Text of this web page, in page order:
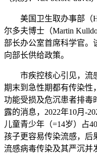
美国卫生取办事部（
尔多夫博士（Martin
部长办公室首席科学官。
向部长供给政策。
市疾控核心引见，流感
期末到急性期都有传染性
功能受损及危沉患者排毒
露的消息，2022年10月-
儿童青少年（=14岁）占
孩子更容易传染流感，后
流感病毒传染及其严沉并